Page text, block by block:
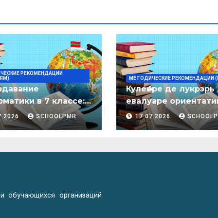
РЕКОМЕНДАЦИИ
в 7 классе:
пособие
SCHOOLPMR
МЕТОДИЧЕСКИЕ РЕКОМЕНДАЦИИ
Кулеӂере де лукрэрь
евалуаре
лимба
пентру елевий
организациилор де
17.07.2026
обучающихся организаций